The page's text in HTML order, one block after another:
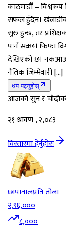
काठमाडौँ – विश्वकप
सफल हुँदैन। खेलाडीका
सुरु हुन्छ, तर
पार्न सक्छ। फिफा
देखिएको छ।
नैतिक जिम्मेवारी […]
थप पढ्नुहोस्
आजको सुन र
२१ श्रावण , २,०८३
विस्तारमा हेर्नुहोस
छापावालप्रति तोला
२,९६,०००
८,०००